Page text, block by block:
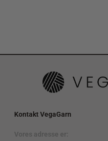
Kontakt VegaGarn
Vores adresse er: